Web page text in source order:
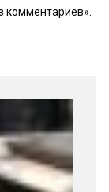
комментариев».